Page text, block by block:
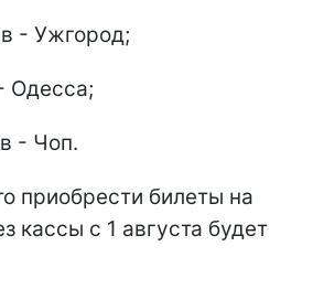
- Ужгород;
Одесса;
- Чоп.
приобрести билеты на
кассы с 1 августа будет